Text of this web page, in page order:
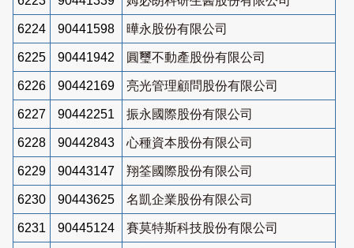
6224 90441598 曄永股份有限公司
6225 90441942 圓璽不動產股份有限公司
6226 90442169 亮光管理顧問股份有限公司
6227 90442251 振永國際股份有限公司
6228 90442843 心種資本股份有限公司
6229 90443147 翔筌國際股份有限公司
6230 90443625 名凱企業股份有限公司
6231 90445124 賽莫特斯科技股份有限公司